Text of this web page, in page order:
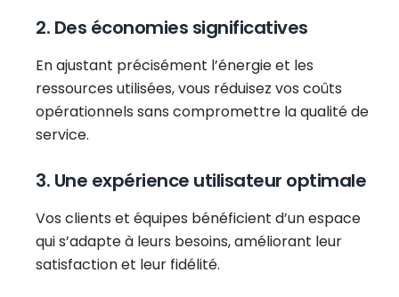
2. Des économies significatives
En ajustant précisément l’énergie et les
ressources utilisées, vous réduisez vos coûts
opérationnels sans compromettre la qualité de
service.
3. Une expérience utilisateur optimale
Vos clients et équipes bénéficient d’un espace
qui s’adapte à leurs besoins, améliorant leur
satisfaction et leur fidélité.